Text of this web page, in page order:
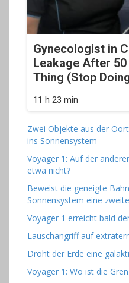
Gynecologist in
Leakage After
Thing (Stop
11 h 23 min
Zwei Objekte aus der
ins Sonnensystem
Voyager 1: Auf der
etwa nicht?
Beweist die geneigte
Sonnensystem eine
Voyager 1 erreicht bald
Lauschangriff auf
Droht der Erde eine
Voyager 1: Wo ist die